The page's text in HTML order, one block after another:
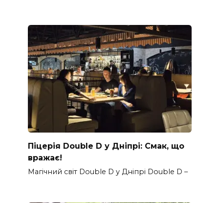
Піцерія Double D у Дніпрі: Смак, що
вражає!
Магічний світ Double D у Дніпрі Double D –